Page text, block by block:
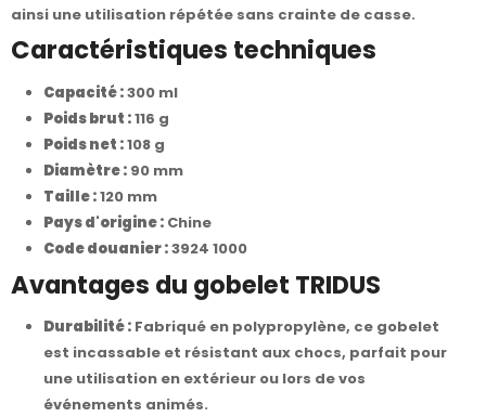
ainsi une utilisation répétée sans crainte de casse.
Caractéristiques techniques
Capacité :300 ml
Poids brut :116 g
Poids net :108 g
Diamètre : 90 mm
Taille :120 mm
Pays d'origine : Chine
Code douanier :3924 1000
Avantages du gobelet TRIDUS
Durabilité : Fabriqué en polypropylène, ce gobelet
est incassable et résistant aux chocs, parfait pour
une utilisation en extérieur ou lors de vos
événements animés.